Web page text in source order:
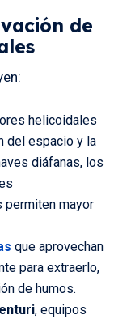
de
helicoidales
del espacio y la
diáfanas, los
permiten mayor
que aprovechan
para extraerlo,
de humos.
, equipos